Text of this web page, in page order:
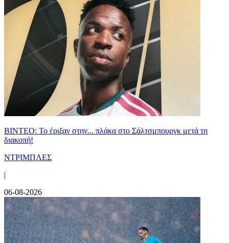
ΒΙΝΤΕΟ: Το έριξαν στην... πλάκα στο Σάλτσμπουργκ μετά τη
διακοπή!
ΝΤΡΙΜΠΛΕΣ
|
06-08-2026